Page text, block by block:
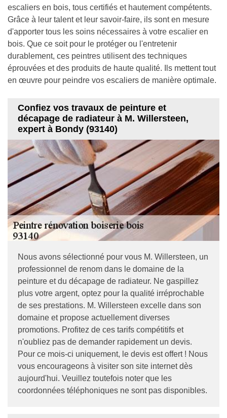
escaliers en bois, tous certifiés et hautement compétents.
Grâce à leur talent et leur savoir-faire, ils sont en mesure
d'apporter tous les soins nécessaires à votre escalier en
bois. Que ce soit pour le protéger ou l'entretenir
durablement, ces peintres utilisent des techniques
éprouvées et des produits de haute qualité. Ils mettent tout
en œuvre pour peindre vos escaliers de manière optimale.
Confiez vos travaux de peinture et
décapage de radiateur à M. Willersteen,
expert à Bondy (93140)
Nous avons sélectionné pour vous M. Willersteen, un
professionnel de renom dans le domaine de la
peinture et du décapage de radiateur. Ne gaspillez
plus votre argent, optez pour la qualité irréprochable
de ses prestations. M. Willersteen excelle dans son
domaine et propose actuellement diverses
promotions. Profitez de ces tarifs compétitifs et
n'oubliez pas de demander rapidement un devis.
Pour ce mois-ci uniquement, le devis est offert ! Nous
vous encourageons à visiter son site internet dès
aujourd'hui. Veuillez toutefois noter que les
coordonnées téléphoniques ne sont pas disponibles.